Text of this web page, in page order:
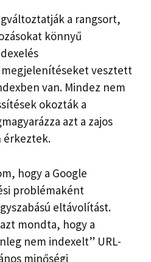
a rangsort,
könnyű
megjelenítéseket vesztett
van. Mindez nem
okozták a
azt a zajos
érkeztek.
hogy a Google
problémaként
eltávolítást.
mondta, hogy a
nem indexelt” URL-
minőségi